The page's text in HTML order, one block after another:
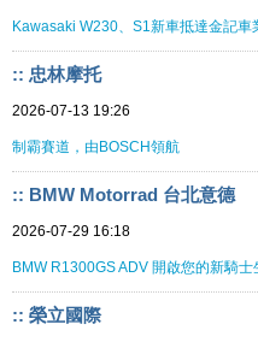
Kawasaki W230、S1新車抵達金記車
:: 忠林摩托
2026-07-13 19:26
制霸賽道，由BOSCH領航
:: BMW Motorrad 台北意德
2026-07-29 16:18
BMW R1300GS ADV 開啟您的新騎士
:: 榮立國際